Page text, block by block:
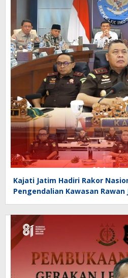
Kajati Jatim Hadiri Rakor
Pengendalian Kawasan